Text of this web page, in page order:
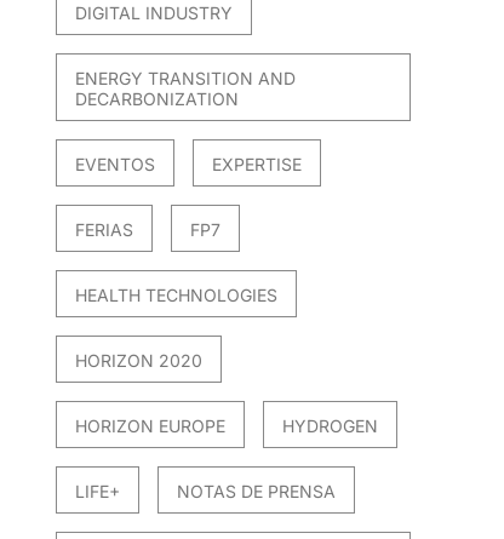
DIGITAL INDUSTRY
ENERGY TRANSITION AND
DECARBONIZATION
EVENTOS EXPERTISE
FERIAS FP7
HEALTH TECHNOLOGIES
HORIZON 2020
HORIZON EUROPE HYDROGEN
LIFE+ NOTAS DE PRENSA